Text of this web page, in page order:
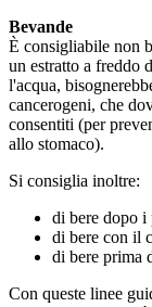
Bevande
È consigliabile non
un estratto a freddo
l'acqua,
cancerogeni, che
consentiti (per
allo stomaco).
Si consiglia inoltre:
di bere dopo i
di bere con il
di bere prima
Con queste linee